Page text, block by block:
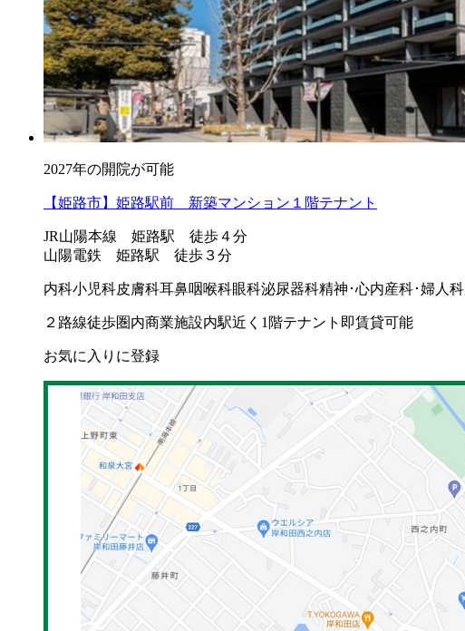
2027年の開院が可能
【姫路市】姫路駅前 新築マンション１階テナント
JR山陽本線 姫路駅 徒歩４分
山陽電鉄 姫路駅 徒歩３分
内科小児科皮膚科耳鼻咽喉科眼科泌尿器科精神･心内産科･婦人科
２路線徒歩圏内商業施設内駅近く 1階テナント 即賃貸可能
お気に入りに登録